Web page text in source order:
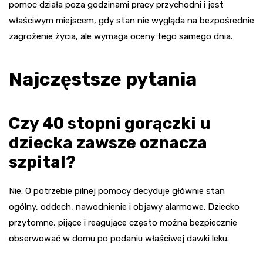
pomoc działa poza godzinami pracy przychodni i jest
właściwym miejscem, gdy stan nie wygląda na bezpośrednie
zagrożenie życia, ale wymaga oceny tego samego dnia.
Najczęstsze pytania
Czy 40 stopni gorączki u
dziecka zawsze oznacza
szpital?
Nie. O potrzebie pilnej pomocy decyduje głównie stan
ogólny, oddech, nawodnienie i objawy alarmowe. Dziecko
przytomne, pijące i reagujące często można bezpiecznie
obserwować w domu po podaniu właściwej dawki leku.